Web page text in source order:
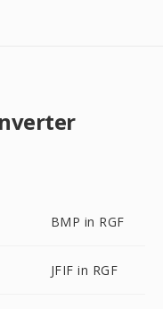
BMP in RGF
JFIF in RGF